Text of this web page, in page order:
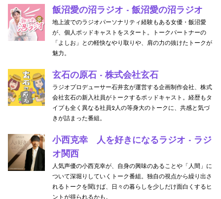
飯沼愛の沼ラジオ - 飯沼愛の沼ラジオ
地上波でのラジオパーソナリティ経験もある女優・飯沼愛
が、個人ポッドキャストをスタート。トークパートナーの
「よしお」との軽快なやり取りや、肩の力の抜けたトークが
魅力。
玄石の原石 - 株式会社玄石
ラジオプロデューサー石井玄が運営する企画制作会社、株式
会社玄石の新入社員がトークするポッドキャスト。経歴もタ
イプも全く異なる社員2人の等身大のトークに、共感と気づ
きが詰まった番組。
小西克幸 人を好きになるラジオ - ラジ
オ関西
人気声優の小西克幸が、自身の興味のあることや「人間」に
ついて深堀りしていくトーク番組。独自の視点から繰り出さ
れるトークを聞けば、日々の暮らしを少しだけ面白くするヒ
ントが得られるかも。